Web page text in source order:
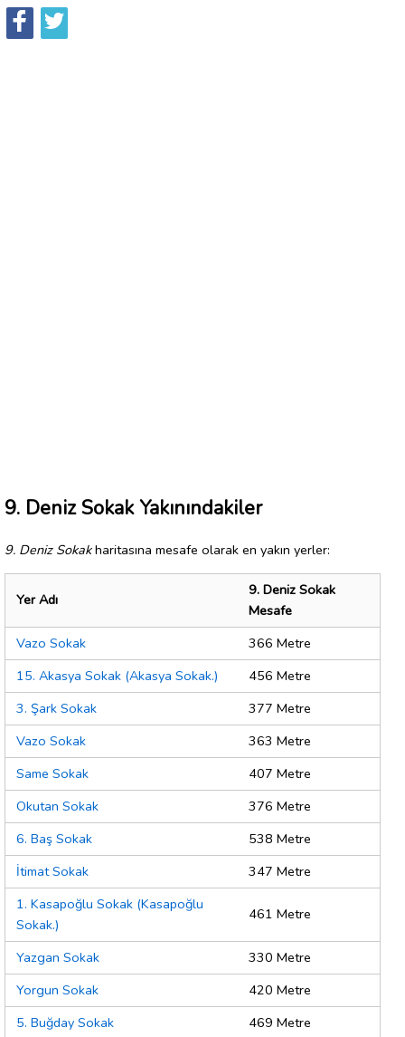
9. Deniz Sokak Yakınındakiler
9. Deniz Sokakharitasına mesafe olarak en yakın yerler:
Yer Adı
9. Deniz Sokak
Mesafe
Vazo Sokak
366 Metre
15. Akasya Sokak (Akasya Sokak.)
456 Metre
3. Şark Sokak
377 Metre
Vazo Sokak
363 Metre
Same Sokak
407 Metre
Okutan Sokak
376 Metre
6. Baş Sokak
538 Metre
İtimat Sokak
347 Metre
1. Kasapoğlu Sokak (Kasapoğlu
Sokak.)
461 Metre
Yazgan Sokak
330 Metre
Yorgun Sokak
420 Metre
5. Buğday Sokak
469 Metre